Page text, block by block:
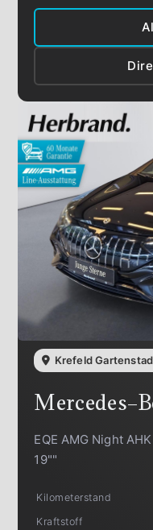
Krefeld
Mercedes-
EQE AMG Night
19""
Kilometerstand
Kraftstoff